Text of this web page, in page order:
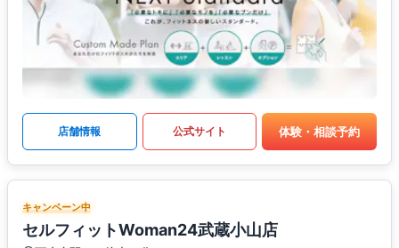
店舗情報 公式サイト 体験・相談予約
キャンペーン中
セルフィットWoman24武蔵小山店